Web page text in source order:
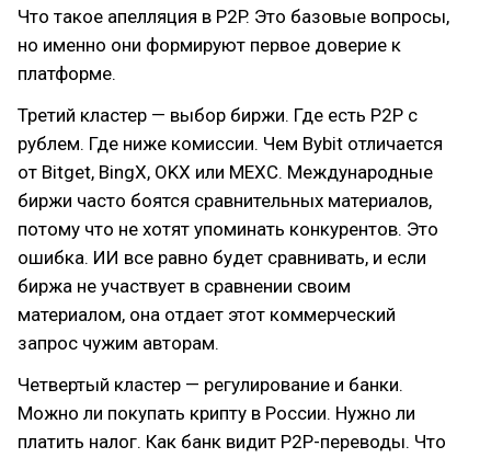
Что такое апелляция в P2P. Это базовые вопросы,
но именно они формируют первое доверие к
платформе.
Третий кластер — выбор биржи. Где есть P2P с
рублем. Где ниже комиссии. Чем Bybit отличается
от Bitget, BingX, OKX или MEXC. Международные
биржи часто боятся сравнительных материалов,
потому что не хотят упоминать конкурентов. Это
ошибка. ИИ все равно будет сравнивать, и если
биржа не участвует в сравнении своим
материалом, она отдает этот коммерческий
запрос чужим авторам.
Четвертый кластер — регулирование и банки.
Можно ли покупать крипту в России. Нужно ли
платить налог. Как банк видит P2P-переводы. Что